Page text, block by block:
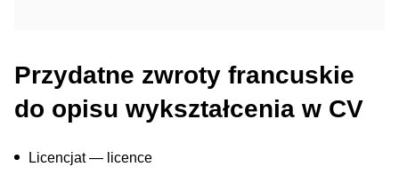
Przydatne zwroty francuskie
do opisu wykształcenia w CV
Licencjat — licence